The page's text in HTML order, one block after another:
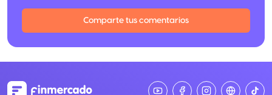
Comparte tus comentarios